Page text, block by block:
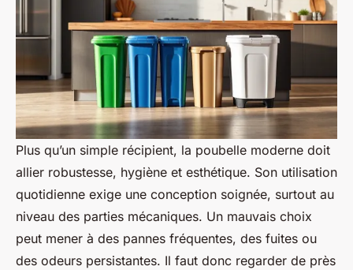
Plus qu’un simple récipient, la poubelle moderne doit
allier robustesse, hygiène et esthétique. Son utilisation
quotidienne exige une conception soignée, surtout au
niveau des parties mécaniques. Un mauvais choix
peut mener à des pannes fréquentes, des fuites ou
des odeurs persistantes. Il faut donc regarder de près